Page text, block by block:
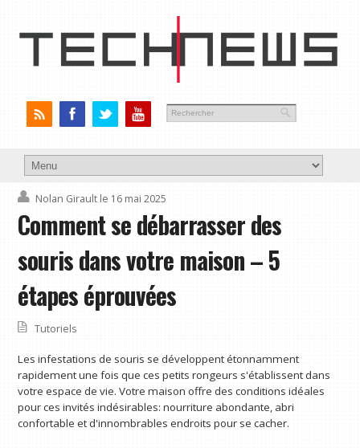
Nolan Girault le 16 mai 2025
Comment se débarrasser des
souris dans votre maison – 5
étapes éprouvées
Tutoriels
Les infestations de souris se développent étonnamment
rapidement une fois que ces petits rongeurs s'établissent dans
votre espace de vie. Votre maison offre des conditions idéales
pour ces invités indésirables: nourriture abondante, abri
confortable et d'innombrables endroits pour se cacher.